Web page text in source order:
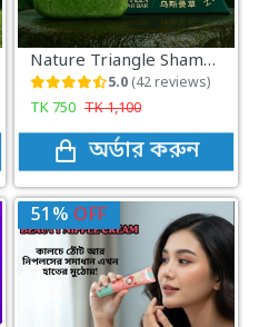
Nature Triangle Shampoo Bar
5.0 (42 reviews)
TK 750 TK1,100
অর্ডার করুন
51% OFF